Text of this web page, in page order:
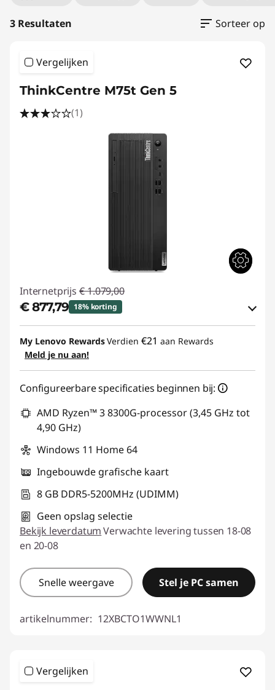
3 Resultaten Sorteer op
Vergelijken
ThinkCentre M75t Gen 5
(1)
Internetprijs € 1.079,00
€ 877,79 18% korting
eCoupon-besparingen :-€ 201,21
eCoupon gebruiken :
My Lenovo RewardsVerdien €21 aan Rewards
Meld je nu aan!
Configureerbare specificaties beginnen bij:
AMD Ryzen™ 3 8300G-processor (3,45 GHz tot
4,90 GHz)
Windows 11 Home 64
Ingebouwde grafische kaart
8 GB DDR5-5200MHz (UDIMM)
Geen opslag selectie
Bekijk leverdatumVerwachte levering tussen 18-08
en 20-08
Snelle weergave Stel je PC samen
artikelnummer: 12XBCTO1WWNL1
Vergelijken